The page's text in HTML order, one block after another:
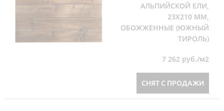
АЛЬПИЙСКОЙ ЕЛИ,
23Х210 ММ,
ОБОЖЖЕННЫЕ (ЮЖНЫЙ
ТИРОЛЬ)
7 262 руб./м2
СНЯТ С ПРОДАЖИ